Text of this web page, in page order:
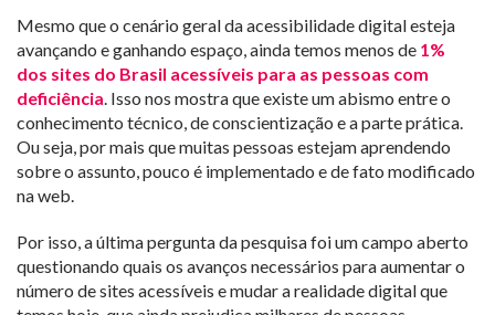
Mesmo que o cenário geral da acessibilidade digital esteja
avançando e ganhando espaço, ainda temos menos de 1%
dos sites do Brasil acessíveis para as pessoas com
deficiência. Isso nos mostra que existe um abismo entre o
conhecimento técnico, de conscientização e a parte prática.
Ou seja, por mais que muitas pessoas estejam aprendendo
sobre o assunto, pouco é implementado e de fato modificado
na web.
Por isso, a última pergunta da pesquisa foi um campo aberto
questionando quais os avanços necessários para aumentar o
número de sites acessíveis e mudar a realidade digital que